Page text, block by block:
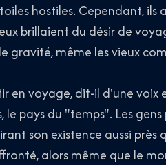
hostiles. Cependant,
brillaient du désir de
gravité, même les vieux
voyage, dit-il d'une voix
pays du "temps". Les
son existence aussi près
alors même que le